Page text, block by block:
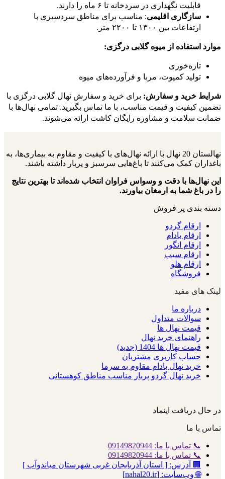
قابلیت نگهداری در سردخانه تا ۶ ماه را دارند.
سازگاری اقلیمی: مناسب برای مناطق سردسیری با
ارتفاعات بین ۱۳۰۰ تا ۲۲۰۰ متر.
موارد استفاده از میوه گلابی درگزی:
تازه‌خوری
تولید کمپوت، مربا و فرآورده‌های میوه
شرایط خرید و سفارش: برای خرید و سفارش نهال گلابی درگزی با
تضمین کیفیت و قیمت مناسب، با ما تماس بگیرید. تمامی نهال‌ها با
ضمانت سلامت و مشاوره رایگان کاشت ارائه می‌شوند.
نهالستان 20 نهال با ارائه نهال‌های با کیفیت و مقاوم به بیماری‌ها، به
باغداران کمک می‌کنند تا باغ‌هایی سرسبز و پربار داشته باشند.
این نهال‌ها با دقت و وسواس فراوان انتخاب شده‌اند تا بهترین نتایج
را در باغ شما به ارمغان بیاورند.
دسته بندی پر فروش
ارقام گردو
ارقام بادام
ارقام انگور
ارقام سیب
ارقام هلو
فروشگاه
لینک های مفید
درباره ما
سوالات متداول
قیمت نهال ها
راهنمای خرید نهال
قیمت نهال ها 1404 (جدید)
حساب کاربری مشتریان
خرید نهال بادام مقاوم به سرما
خرید نهال گردو پربار مناسب مناطق کوهستانی
در حال دریافت اینماد
تماس با ما
📞 تماس با ما: 09149820944
📞 تماس با ما: 09149820944
🏢 آدرس: [ استان آذربایجان غربی شهرستان میاندوآب ]
🌐 وب‌سایت: [nahal20.ir]